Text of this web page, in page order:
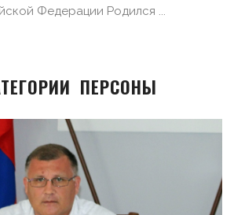
Федерации Родился ...
ПЕРСОНЫ